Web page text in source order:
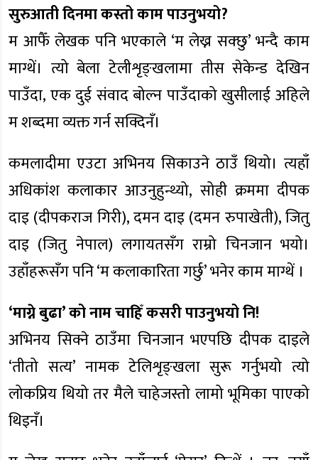
सुरुआती दिनमा कस्तो काम पाउनुभयो?
म आफैँ लेखक पनि भएकाले ‘म लेख्न सक्छु’ भन्दै काम
माग्थें। त्यो बेला टेलीशृङ्खलामा तीस सेकेन्ड देखिन
पाउँदा, एक दुई संवाद बोल्न पाउँदाको खुसीलाई अहिले
म शब्दमा व्यक्त गर्न सक्दिनँ।
कमलादीमा एउटा अभिनय सिकाउने ठाउँ थियो। त्यहाँ
अधिकांश कलाकार आउनुहुन्थ्यो, सोही क्रममा दीपक
दाइ (दीपकराज गिरी), दमन दाइ (दमन रुपाखेती), जितु
दाइ (जितु नेपाल) लगायतसँग राम्रो चिनजान भयो।
उहाँहरूसँग पनि ‘म कलाकारिता गर्छु’ भनेर काम माग्थें ।
‘माग्ने बुढा’ को नाम चाहिँ कसरी पाउनुभयो नि!
अभिनय सिक्ने ठाउँमा चिनजान भएपछि दीपक दाइले
‘तीतो सत्य’ नामक टेलिशृङ्खला सुरू गर्नुभयो त्यो
लोकप्रिय थियो तर मैले चाहेजस्तो लामो भूमिका पाएको
थिइनँ।